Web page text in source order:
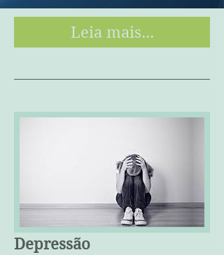
Leia mais...
Depressão